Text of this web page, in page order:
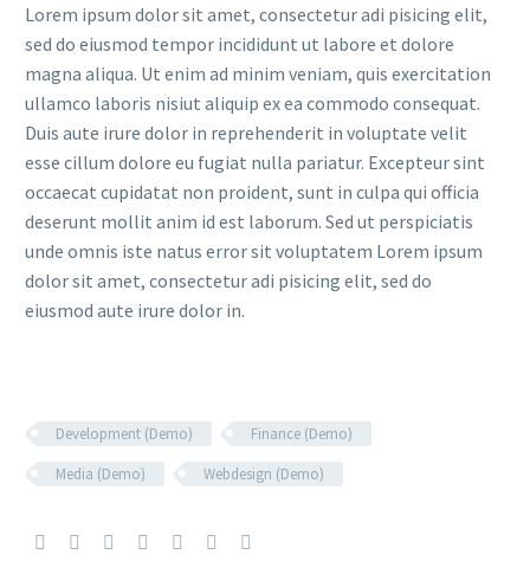
Lorem ipsum dolor sit amet, consectetur adi pisicing elit,
sed do eiusmod tempor incididunt ut labore et dolore
magna aliqua. Ut enim ad minim veniam, quis exercitation
ullamco laboris nisiut aliquip ex ea commodo consequat.
Duis aute irure dolor in reprehenderit in voluptate velit
esse cillum dolore eu fugiat nulla pariatur. Excepteur sint
occaecat cupidatat non proident, sunt in culpa qui officia
deserunt mollit anim id est laborum. Sed ut perspiciatis
unde omnis iste natus error sit voluptatem Lorem ipsum
dolor sit amet, consectetur adi pisicing elit, sed do
eiusmod aute irure dolor in.
Development (Demo)
Finance (Demo)
Media (Demo)
Webdesign (Demo)